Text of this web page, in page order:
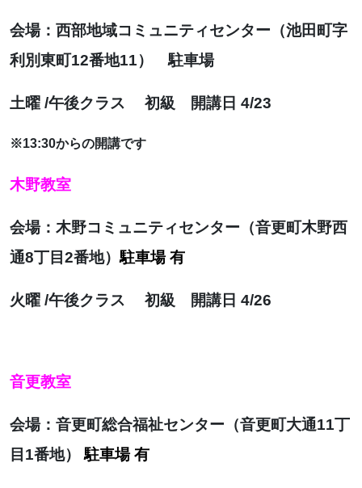
会場：西部地域コミュニティセンター（池田町字
利別東町12番地11） 駐車場
土曜 /午後クラス 初級 開講日 4/23
※13:30からの開講です
木野教室
会場：木野コミュニティセンター（音更町木野西
通8丁目2番地）駐車場 有
火曜 /午後クラス 初級 開講日 4/26
音更教室
会場：音更町総合福祉センター（音更町大通11丁
目1番地）
駐車場 有